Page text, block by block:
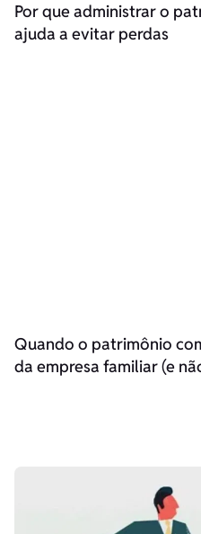
Por que administrar o
ajuda a evitar perdas
Quando o patrimônio
da empresa familiar (e